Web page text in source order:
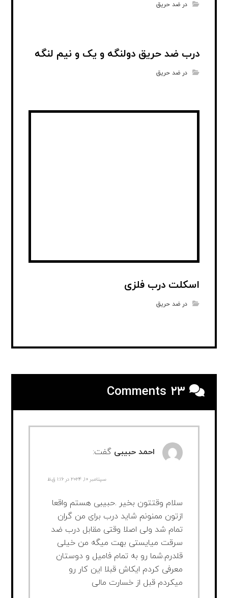
در ضد حریق
درب ضد حریق دولنگه و یک و نیم لنگه
در ضد حریق
اسکلت درب فلزی
در ضد حریق
۲۳ Comments
احمد حبیبی گفت:
سپتامبر ۱۰, ۲۰۲۴ در ۱:۱۶ ق.ظ
سلام وقتتون بخیر .حبیبی هستم واقعا
ازتون ممنونم شاید درب برای من گران
تمام شد ولی اصلا وقتی مقابل درب ضد
سرقت میایستی بهت میگه من خیلی
قلدرم.شما رو به تمام فامیل و دوستان
معرفی کردم ایکاش قبلا این کار رو
میکردم قبل از خسارت مالی